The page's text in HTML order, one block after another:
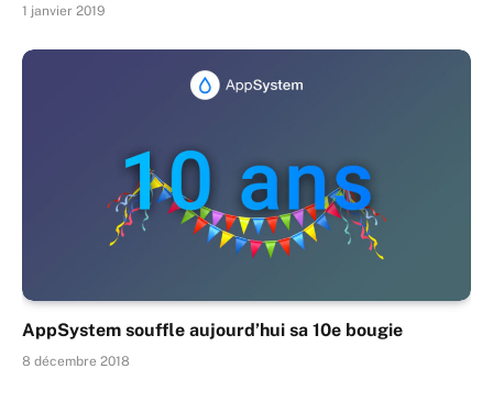
1 janvier 2019
AppSystem souffle aujourd’hui sa 10e bougie
8 décembre 2018